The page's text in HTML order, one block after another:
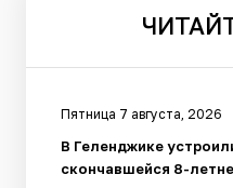
Пятница 7 августа, 2026
В Геленджике
скончавшейся 8-